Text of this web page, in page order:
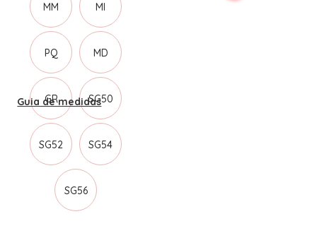
MM MI
PQ MD
GR SG50
SG52 SG54
SG56
Guia de medidas